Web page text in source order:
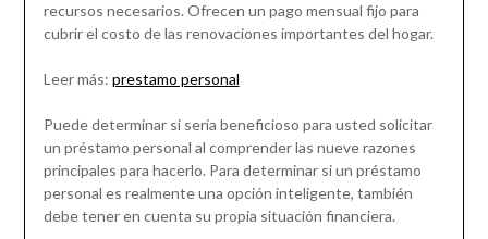
recursos necesarios. Ofrecen un pago mensual fijo para
cubrir el costo de las renovaciones importantes del hogar.
Leer más: prestamo personal
Puede determinar si sería beneficioso para usted solicitar
un préstamo personal al comprender las nueve razones
principales para hacerlo. Para determinar si un préstamo
personal es realmente una opción inteligente, también
debe tener en cuenta su propia situación financiera.